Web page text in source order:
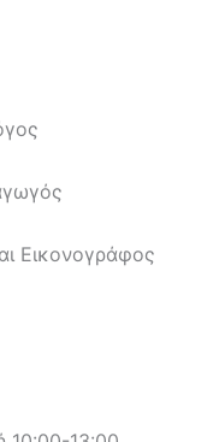
Εικονογράφος